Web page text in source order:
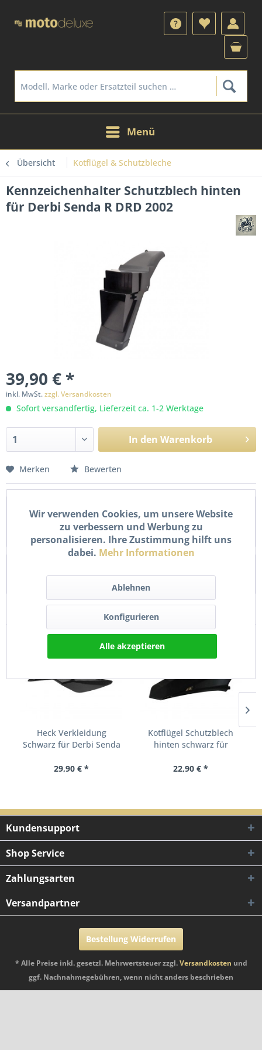
Menü
Übersicht Kotflügel & Schutzbleche
Kennzeichenhalter Schutzblech hinten
für Derbi Senda R DRD 2002
39,90 € *
inkl. MwSt.zzgl. Versandkosten
Sofort versandfertig, Lieferzeit ca. 1-2 Werktage
In den Warenkorb
Merken Bewerten
Beschreibung
Kennzeichenhalter Schutzblech hinten für Derbi Senda R
DRD 2002 Dieser Kennzeichenhalter mit...mehr
Bewertungen lesen, schreiben und diskutieren...
Heck Verkleidung
Schwarz für Derbi Senda
29,90 € *
Kotflügel Schutzblech
hinten schwarz für
22,90 € *
Kundensupport
Shop Service
Zahlungsarten
Versandpartner
Bestellung Widerrufen
* Alle Preise inkl. gesetzl. Mehrwertsteuer zzgl.Versandkosten und
ggf. Nachnahmegebühren, wenn nicht anders beschrieben
Wir verwenden Cookies, um unsere Website
zu verbessern und Werbung zu
personalisieren. Ihre Zustimmung hilft uns
dabei. Mehr Informationen
Ablehnen
Konfigurieren
Alle akzeptieren